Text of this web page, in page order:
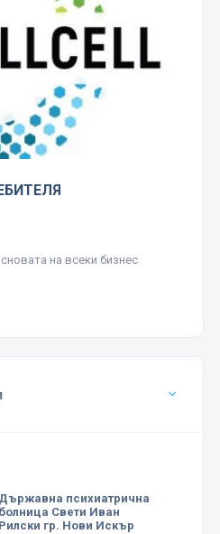
на всеки бизнес
Държавна психиатрична
болница Свети Иван
Рилски гр. Нови Искър